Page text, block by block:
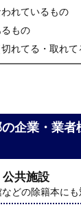
れているもの
もの
れてる・取れて
企業・業
共施設
どの除籍本にも